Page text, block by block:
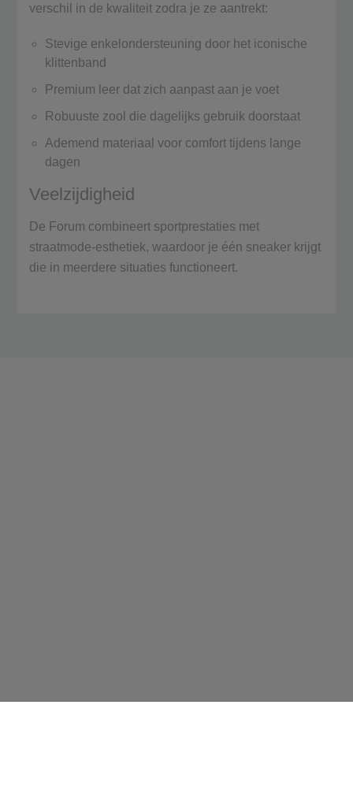
verschil in de kwaliteit zodra je ze aantrekt:
Stevige enkelondersteuning door het iconische
klittenband
Premium leer dat zich aanpast aan je voet
Robuuste zool die dagelijks gebruik doorstaat
Ademend materiaal voor comfort tijdens lange
dagen
Veelzijdigheid
De Forum combineert sportprestaties met
straatmode-esthetiek, waardoor je één sneaker krijgt
die in meerdere situaties functioneert.